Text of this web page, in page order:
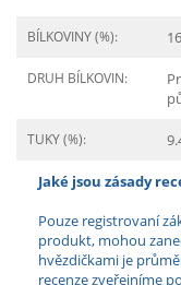
BÍLKOVINY (%):
DRUH BÍLKOVIN:
TUKY (%):
Jaké jsou zásady
Pouze registrovaní
produkt, mohou
hvězdičkami je
recenze zveřejníme